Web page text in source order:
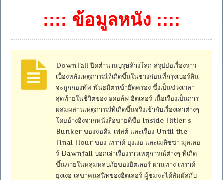
:::: ข้อมูลหนัง ::::
DownFall ปิดตำนานบุรุษล้างโลก สรุปย่อเรื่องราว
เบื้องหลังเหตุการณ์ที่เกิดขึ้นในช่วงก่อนที่กรุงเบอร์ลิน
จะถูกกองทัพ พันธมิตรเข้ายึดครอง ซึ่งเป็นช่วงเวลา
สุดท้ายในชีวิตของ อดอล์ฟ ฮิตเลอร์ เนื้อเรื่องเป็นการ
ผสมผสานเหตุการณ์ที่เกิดขึ้นจริงเข้ากับเรื่องเล่าต่างๆ
โดยอ้างอิงจากหนังสือขายดีชื่อ Inside Hitler s
Bunker ของจอคิม เฟสต์ และเรื่อง Until the
Final Hour ของ เทราด์ ยุงเงอ และเมลิซซา มุลเลอ
ร์ Dawnfall บอกเล่าเรื่องราวเหตุการณ์ต่างๆ ที่เกิด
ขึ้นภายในหลุมหลบภัยของฮิตเลอร์ ผ่านทาง เทราด์
ยุงเงอ เลขาคนสนิทของฮิตเลอร์ ผู้ชมจะได้สัมผัสกับ